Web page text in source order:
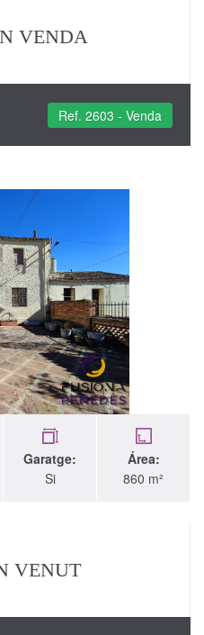
VENDA
Ref. 2603 - Venda
Garatge:
Si
Área:
860 m²
VENUT